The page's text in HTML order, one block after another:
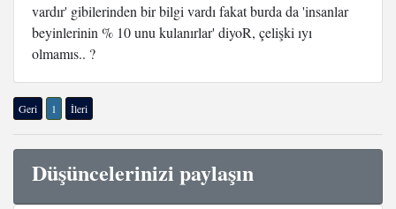
vardır' gibilerinden bir bilgi vardı fakat burda da 'insanlar
beyinlerinin % 10 unu kulanırlar' diyoR, çelişki ıyı
olmamıs.. ?
Geri 1 İleri
Düşüncelerinizi paylaşın